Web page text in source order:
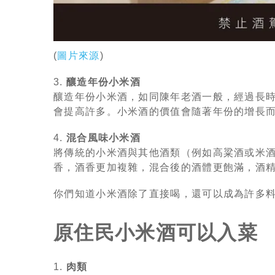
(圖片來源)
3. 釀造年份小米酒
釀造年份小米酒，如同陳年老酒一般，經過長
會提高許多。小米酒的價值會隨著年份的增長
4. 混合風味小米酒
將傳統的小米酒與其他酒類（例如高粱酒或米
香，酒香更加複雜，混合後的酒體更飽滿，酒
你們知道小米酒除了直接喝，還可以成為許多
原住民小米酒可以入菜
1. 肉類